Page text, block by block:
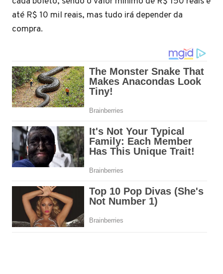
até R$ 10 mil reais, mas tudo irá depender da
compra.